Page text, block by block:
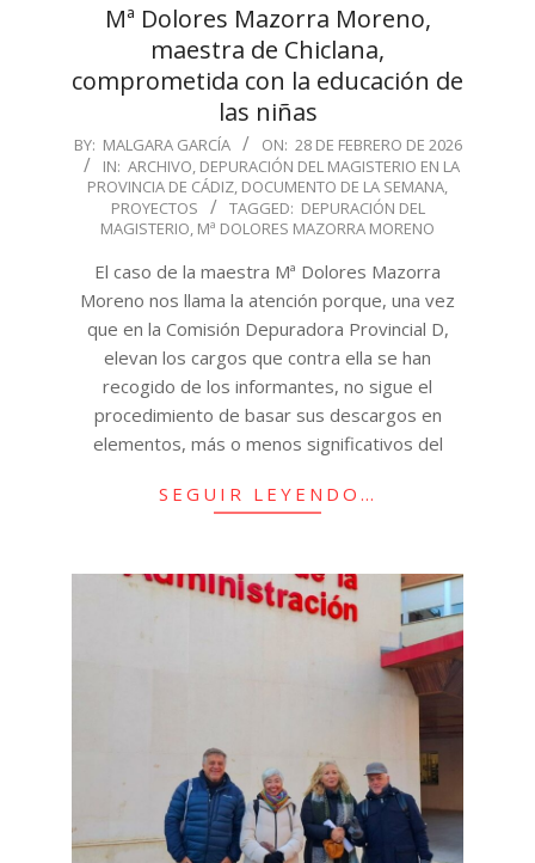
Mª Dolores Mazorra Moreno,
maestra de Chiclana,
comprometida con la educación de
las niñas
2026-
02-
28
BY: MALGARA GARCÍA ON: 28 DE FEBRERO DE 2026
IN: ARCHIVO, DEPURACIÓN DEL MAGISTERIO EN LA
PROVINCIA DE CÁDIZ, DOCUMENTO DE LA SEMANA,
PROYECTOS
TAGGED: DEPURACIÓN DEL
MAGISTERIO, Mª DOLORES MAZORRA MORENO
El caso de la maestra Mª Dolores Mazorra
Moreno nos llama la atención porque, una vez
que en la Comisión Depuradora Provincial D,
elevan los cargos que contra ella se han
recogido de los informantes, no sigue el
procedimiento de basar sus descargos en
elementos, más o menos significativos del
SEGUIR LEYENDO…